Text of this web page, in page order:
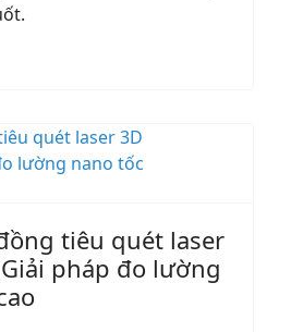
tiêu quét laser
pháp đo lường